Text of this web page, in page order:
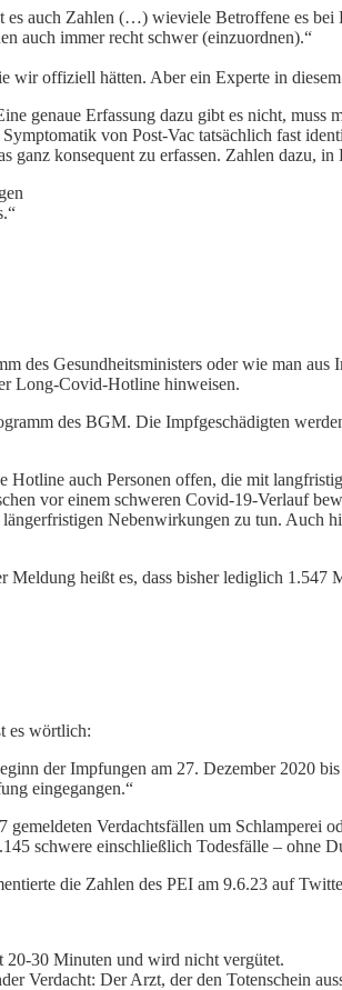
es auch Zahlen (…) wieviele Betroffene es
auch immer recht schwer (einzuordnen).“
wir offiziell hätten. Aber ein Experte in
genaue Erfassung dazu gibt es nicht,
von Post-Vac tatsächlich fast
ganz konsequent zu erfassen. Zahlen dazu,
des Gesundheitsministers oder wie man
Long-Covid-Hotline hinweisen.
des BGM. Die Impfgeschädigten
auch Personen offen, die mit
vor einem schweren Covid-19-Verlauf
Nebenwirkungen zu tun. Auch
heißt es, dass bisher lediglich
es wörtlich:
der Impfungen am 27. Dezember 2020
eingegangen.“
Verdachtsfällen um Schlamperei
schwere einschließlich Todesfälle – ohne
die Zahlen des PEI am 9.6.23 auf
20-30 Minuten und wird nicht vergütet.
Verdacht: Der Arzt, der den Totenschein